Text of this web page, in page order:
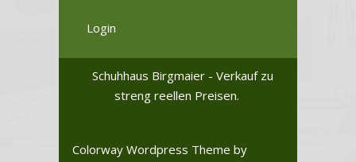
Login
Schuhhaus Birgmaier - Verkauf zu
streng reellen Preisen.
Colorway Wordpress Theme by